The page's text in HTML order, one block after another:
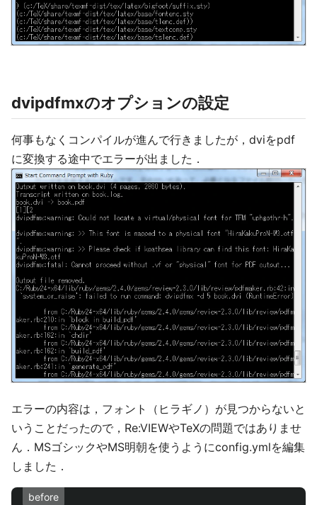
dvipdfmxのオプションの設定
何事もなくコンパイルが進んで行きましたが，dviをpdf
に変換する途中でエラーが出ました．
エラーの内容は，フォント（ヒラギノ）が見つからないと
いうことだったので，Re:VIEWやTeXの問題ではありませ
ん．MSゴシックやMS明朝を使うようにconfig.ymlを編集
しました．
before